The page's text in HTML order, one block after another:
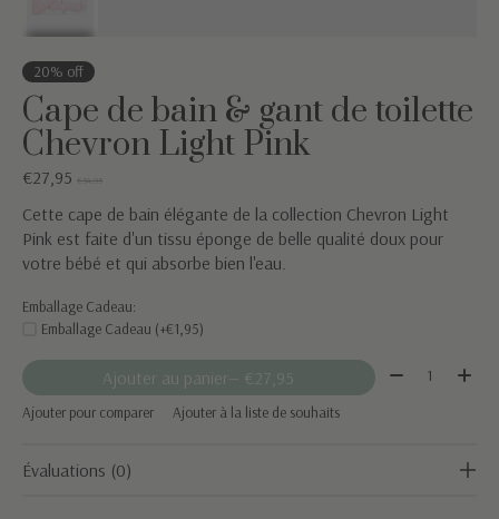
20% off
Cape de bain & gant de toilette
Chevron Light Pink
€27,95 €34,95
Cette cape de bain élégante de la collection Chevron Light
Pink est faite d'un tissu éponge de belle qualité doux pour
votre bébé et qui absorbe bien l'eau.
Emballage Cadeau:
Emballage Cadeau (+€1,95)
Ajouter au panier — €27,95 Quantité:
Ajouter pour comparer Ajouter à la liste de souhaits
Évaluations (0)